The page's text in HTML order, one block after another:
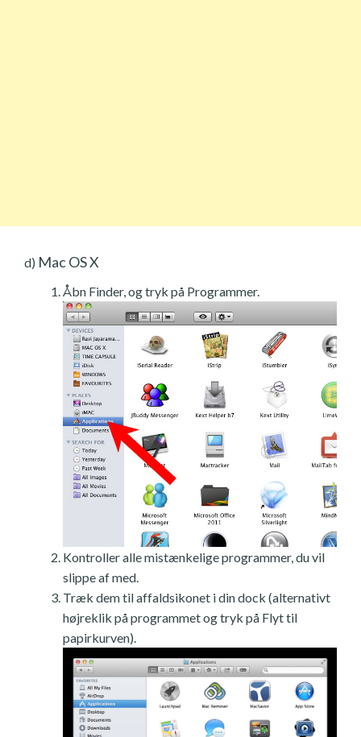
d) Mac OS X
Åbn Finder, og tryk på Programmer.
Kontroller alle mistænkelige programmer, du vil
slippe af med.
Træk dem til affaldsikonet i din dock (alternativt
højreklik på programmet og tryk på Flyt til
papirkurven).